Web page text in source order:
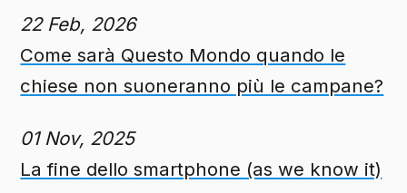
22 Feb, 2026
Come sarà Questo Mondo quando le
chiese non suoneranno più le campane?
01 Nov, 2025
La fine dello smartphone (as we know it)